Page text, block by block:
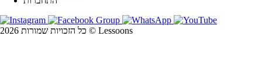
כל הזכויות שמורות 2026 © Lessoons